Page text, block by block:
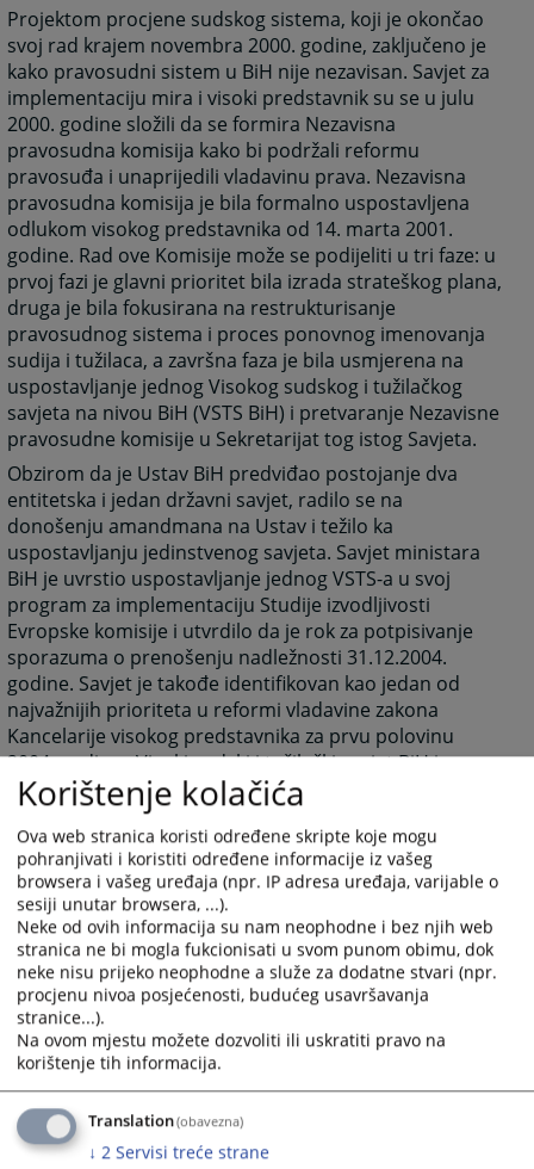
Projektom procjene sudskog sistema, koji je okončao
svoj rad krajem novembra 2000. godine, zaključeno je
kako pravosudni sistem u BiH nije nezavisan. Savjet za
implementaciju mira i visoki predstavnik su se u julu
2000. godine složili da se formira Nezavisna
pravosudna komisija kako bi podržali reformu
pravosuđa i unaprijedili vladavinu prava. Nezavisna
pravosudna komisija je bila formalno uspostavljena
odlukom visokog predstavnika od 14. marta 2001.
godine. Rad ove Komisije može se podijeliti u tri faze: u
prvoj fazi je glavni prioritet bila izrada strateškog plana,
druga je bila fokusirana na restrukturisanje
pravosudnog sistema i proces ponovnog imenovanja
sudija i tužilaca, a završna faza je bila usmjerena na
uspostavljanje jednog Visokog sudskog i tužilačkog
savjeta na nivou BiH (VSTS BiH) i pretvaranje Nezavisne
pravosudne komisije u Sekretarijat tog istog Savjeta.
Obzirom da je Ustav BiH predviđao postojanje dva
entitetska i jedan državni savjet, radilo se na
donošenju amandmana na Ustav i težilo ka
uspostavljanju jedinstvenog savjeta. Savjet ministara
BiH je uvrstio uspostavljanje jednog VSTS-a u svoj
program za implementaciju Studije izvodljivosti
Evropske komisije i utvrdilo da je rok za potpisivanje
sporazuma o prenošenju nadležnosti 31.12.2004.
godine. Savjet je takođe identifikovan kao jedan od
najvažnijih prioriteta u reformi vladavine zakona
Kancelarije visokog predstavnika za prvu polovinu
2004. godine. Visoki sudski i tužilački savjet BiH je
osnovan 1. juna 2004. godine, Zakonom koji je
Parlamentarna skupština Bosne i Hercegovine usvojila
u maju 2004. godine. Tome je prethodio Sporazum o
prenošenju odgovornosti Federacije BiH i Republike
Srpske iz marta iste godine. Uspostava VSTS-a BiH bio
je jedan od prvih ispunjenih uslova ka započinjanju
pregovora o zaključivanju Sporazuma o stabilizaciji i
pridruživanju između Evropske unije i Bosne i
Hercegovine, a zadatak Savjeta je da podržava
bosansko-hercegovačko pravosuđe na njegovom putu
ka Evropskoj uniji i njenim standardima.
Danas je VSTS BiH samostalna, nezavisna i
funkcionalna institucija čija je ključna zadaća
obezbijediti efikasno, nepristrano i profesionalno
pravosuđe u Bosni i Hercegovini.
Korištenje kolačića
Ova web stranica koristi određene skripte koje mogu
pohranjivati i koristiti određene informacije iz vašeg
browsera i vašeg uređaja (npr. IP adresa uređaja, varijable o
sesiji unutar browsera, ...).
Neke od ovih informacija su nam neophodne i bez njih web
stranica ne bi mogla fukcionisati u svom punom obimu, dok
neke nisu prijeko neophodne a služe za dodatne stvari (npr.
procjenu nivoa posjećenosti, budućeg usavršavanja
stranice...).
Na ovom mjestu možete dozvoliti ili uskratiti pravo na
korištenje tih informacija.
Translation(obavezna)
↓ 2 Servisi treće strane